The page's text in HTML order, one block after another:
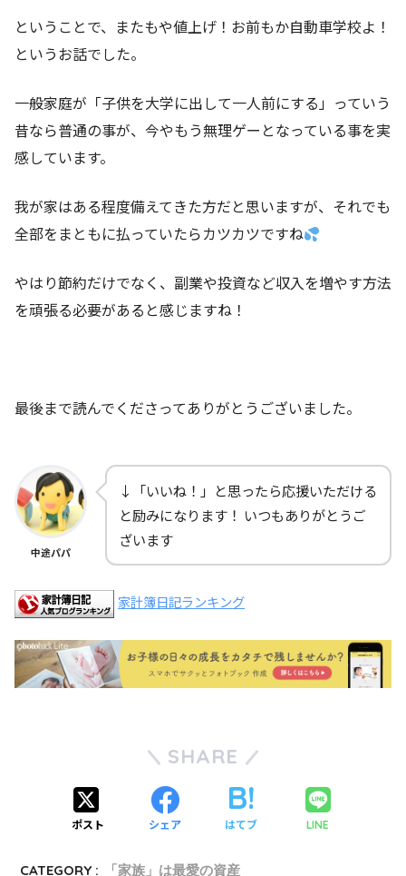
ということで、またもや値上げ！お前もか自動車学校よ！
というお話でした。
一般家庭が「子供を大学に出して一人前にする」っていう
昔なら普通の事が、今やもう無理ゲーとなっている事を実
感しています。
我が家はある程度備えてきた方だと思いますが、それでも
全部をまともに払っていたらカツカツですね
やはり節約だけでなく、副業や投資など収入を増やす方法
を頑張る必要があると感じますね！
最後まで読んでくださってありがとうございました。
中途パパ
↓「いいね！」と思ったら応援いただける
と励みになります！ いつもありがとうご
ざいます
家計簿日記ランキング
SHARE
ポスト シェア はてブ LINE
CATEGORY : 「家族」は最愛の資産